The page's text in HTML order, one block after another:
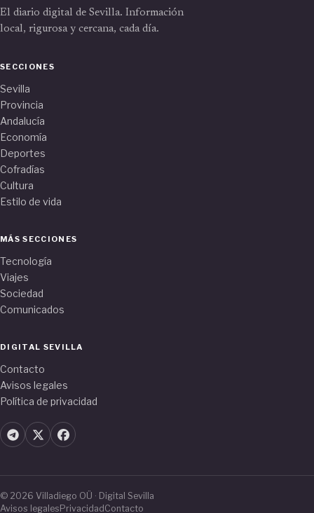
El diario digital de Sevilla. Información
local, rigurosa y cercana, cada día.
SECCIONES
Sevilla
Provincia
Andalucía
Economía
Deportes
Cofradías
Cultura
Estilo de vida
MÁS SECCIONES
Tecnología
Viajes
Sociedad
Comunicados
DIGITAL SEVILLA
Contacto
Avisos legales
Política de privacidad
© 2026 Villadiego OÜ · Digital Sevilla
Avisos legales Privacidad Contacto